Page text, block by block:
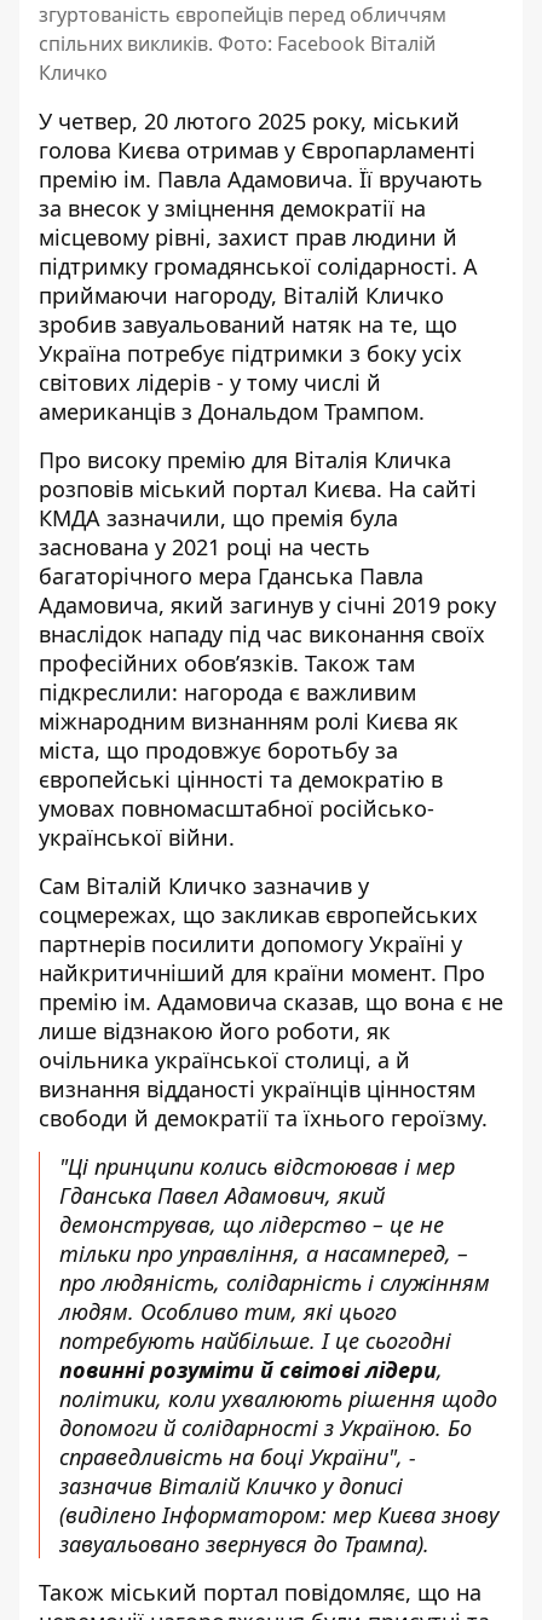
згуртованість європейців перед обличчям
спільних викликів. Фото: Facebook Віталій
Кличко
У четвер, 20 лютого 2025 року, міський
голова Києва отримав у Європарламенті
премію ім. Павла Адамовича. Її вручають
за внесок у зміцнення демократії на
місцевому рівні, захист прав людини й
підтримку громадянської солідарності. А
приймаючи нагороду, Віталій Кличко
зробив завуальований натяк на те, що
Україна потребує підтримки з боку усіх
світових лідерів - у тому числі й
американців з Дональдом Трампом.
Про високу премію для Віталія Кличка
розповів міський портал Києва. На сайті
КМДА зазначили, що премія була
заснована у 2021 році на честь
багаторічного мера Гданська Павла
Адамовича, який загинув у січні 2019 року
внаслідок нападу під час виконання своїх
професійних обов’язків. Також там
підкреслили: нагорода є важливим
міжнародним визнанням ролі Києва як
міста, що продовжує боротьбу за
європейські цінності та демократію в
умовах повномасштабної російсько-
української війни.
Сам Віталій Кличко зазначив у
соцмережах, що закликав європейських
партнерів посилити допомогу Україні у
найкритичніший для країни момент. Про
премію ім. Адамовича сказав, що вона є не
лише відзнакою його роботи, як
очільника української столиці, а й
визнання відданості українців цінностям
свободи й демократії та їхнього героїзму.
"Ці принципи колись відстоював і мер
Гданська Павел Адамович, який
демонстрував, що лідерство – це не
тільки про управління, а насамперед, –
про людяність, солідарність і служінням
людям. Особливо тим, які цього
потребують найбільше. І це сьогодні
повинні розуміти й світові лідери,
політики, коли ухвалюють рішення щодо
допомоги й солідарності з Україною. Бо
справедливість на боці України", -
зазначив Віталій Кличко у дописі
(виділено Інформатором: мер Києва знову
завуальовано звернувся до Трампа).
Також міський портал повідомляє, що на